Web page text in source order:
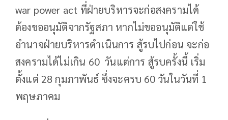
war power act ที่ฝ่ายบริหารจะก่อสงครามได้
ต้องขออนุมัติจากรัฐสภา​ หากไม่ขออนุมัติแต่ใช้
อำนาจฝ่ายบริหารดำเนินการ สู้รบไปก่อน​ จะก่อ
สงครามได้ไม่เกิน​ 60 วันแต่การ สู้รบครั้งนี้​ เริ่ม
ตั้งแต่​ 28​ กุมภาพันธ์​ ซึ่งจะครบ​ 60​ วันในวันที่​ 1
พฤษภาคม